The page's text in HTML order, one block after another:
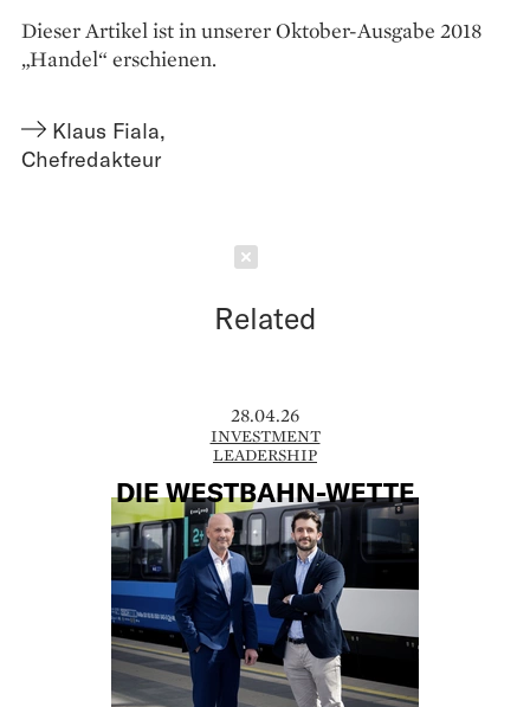
Dieser Artikel ist in unserer Oktober-Ausgabe 2018
„Handel“ erschienen.
Klaus Fiala,
Chefredakteur
Related
28.04.26
INVESTMENT
LEADERSHIP
DIE WESTBAHN-WETTE